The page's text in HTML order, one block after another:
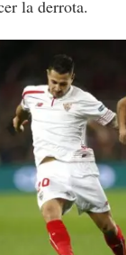
la derrota.